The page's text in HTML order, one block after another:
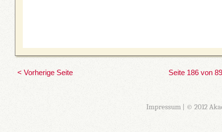
< Vorherige Seite Seite 186 von
Impressum| © 2012